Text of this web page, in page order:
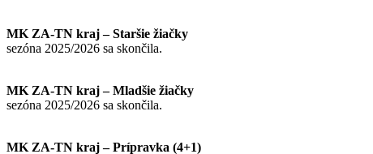
MK ZA-TN kraj – Staršie žiačky
sezóna 2025/2026 sa skončila.
MK ZA-TN kraj – Mladšie žiačky
sezóna 2025/2026 sa skončila.
MK ZA-TN kraj – Prípravka (4+1)